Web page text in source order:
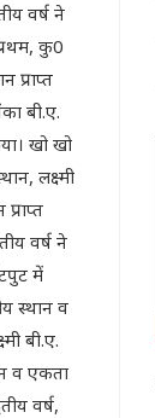
वर्ष ने
कु0
प्राप्त
बी.ए.
खो खो
लक्ष्मी
वर्ष ने
में
स्थान व
बी.ए.
व एकता
वर्ष,